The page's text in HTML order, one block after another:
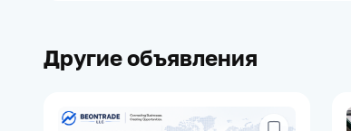
Другие объявления